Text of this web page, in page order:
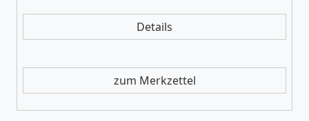
Details
zum Merkzettel